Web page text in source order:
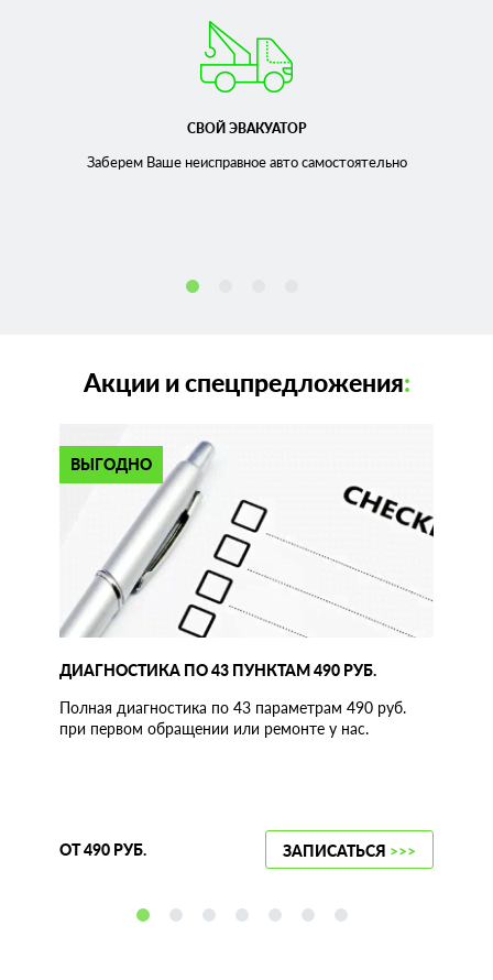
СВОЙ ЭВАКУАТОР
Заберем Ваше неисправноеавто самостоятельно
Акции и спецпредложения:
ВЫГОДНО
ДИАГНОСТИКА ПО 43 ПУНКТАМ 490 РУБ.
Полная диагностика по 43 параметрам 490 руб.
при первом обращении или ремонте у нас.
ОТ 490 РУБ. ЗАПИСАТЬСЯ >>>